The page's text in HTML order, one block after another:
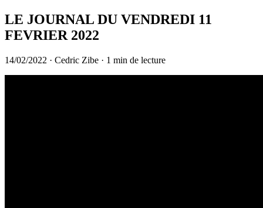
LE JOURNAL DU VENDREDI 11
FEVRIER 2022
14/02/2022 · Cedric Zibe · 1 min de lecture